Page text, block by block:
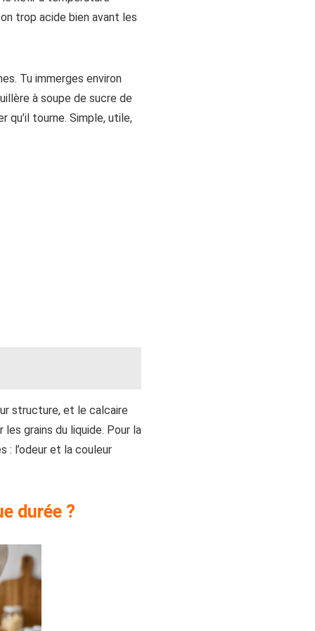
trop acide bien avant les
Tu immerges environ
à soupe de sucre de
qu’il tourne. Simple, utile,
structure, et le calcaire
grains du liquide. Pour la
: l’odeur et la couleur
durée ?